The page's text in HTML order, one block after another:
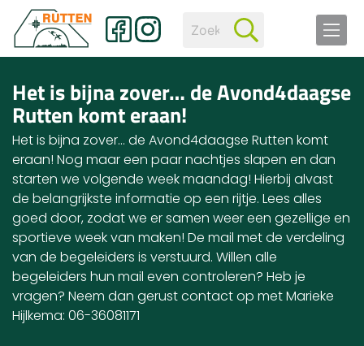
Het is bijna zover… de Avond4daagse
Rutten komt eraan!
Het is bijna zover… de Avond4daagse Rutten komt
eraan! Nog maar een paar nachtjes slapen en dan
starten we volgende week maandag! Hierbij alvast
de belangrijkste informatie op een rijtje. Lees alles
goed door, zodat we er samen weer een gezellige en
sportieve week van maken! De mail met de verdeling
van de begeleiders is verstuurd. Willen alle
begeleiders hun mail even controleren? Heb je
vragen? Neem dan gerust contact op met Marieke
Hijlkema: 06-36081171